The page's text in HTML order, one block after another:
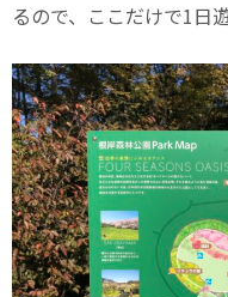
るので、ここだけで1日